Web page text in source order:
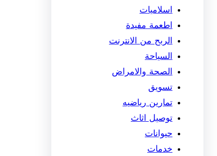
اسلاميات
اطعمة مفيدة
الربح من الانترنت
السياحة
الصحة والامراض
تسويق
تمارين رياضيه
توصيل اثاث
حيوانات
خدمات